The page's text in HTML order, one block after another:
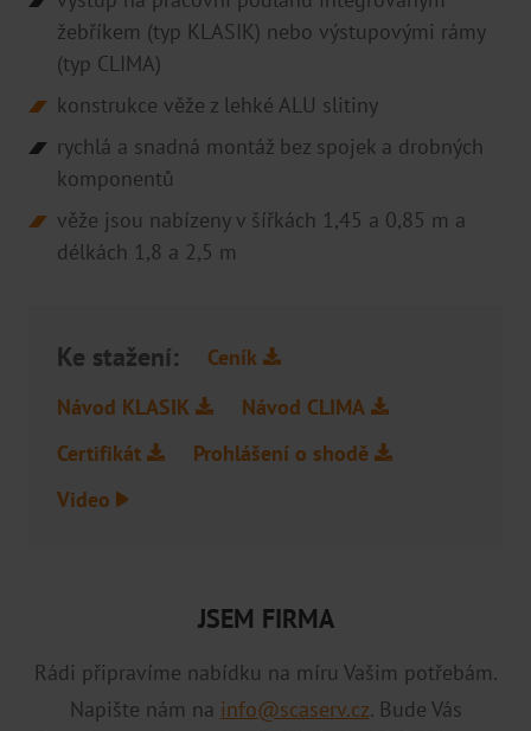
žebříkem (typ KLASIK) nebo výstupovými rámy
(typ CLIMA)
konstrukce věže z lehké ALU slitiny
rychlá a snadná montáž bez spojek a drobných
komponentů
věže jsou nabízeny v šířkách 1,45 a 0,85 m a
délkách 1,8 a 2,5 m
Ke stažení:
Ceník
Návod KLASIK
Návod CLIMA
Certifikát
Prohlášení o shodě
Video
JSEM FIRMA
Rádi připravíme nabídku na míru Vašim potřebám.
Napište nám na info@scaserv.cz. Bude Vás